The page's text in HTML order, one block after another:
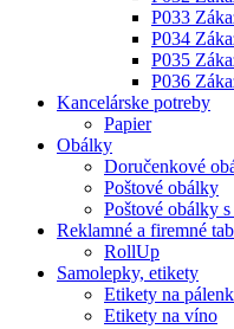
P033
P034
P035
P036
Kancelárske potreby
Papier
Obálky
Doručenkové
Poštové obálky
Poštové obálky
Reklamné a firemné
RollUp
Samolepky, etikety
Etikety na
Etikety na víno